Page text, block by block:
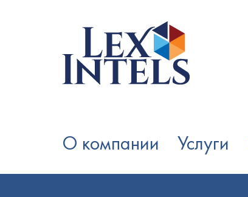
О компании Услуги